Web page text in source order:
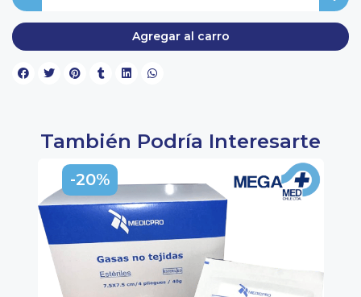
Agregar al carro
También Podría Interesarte
-20%